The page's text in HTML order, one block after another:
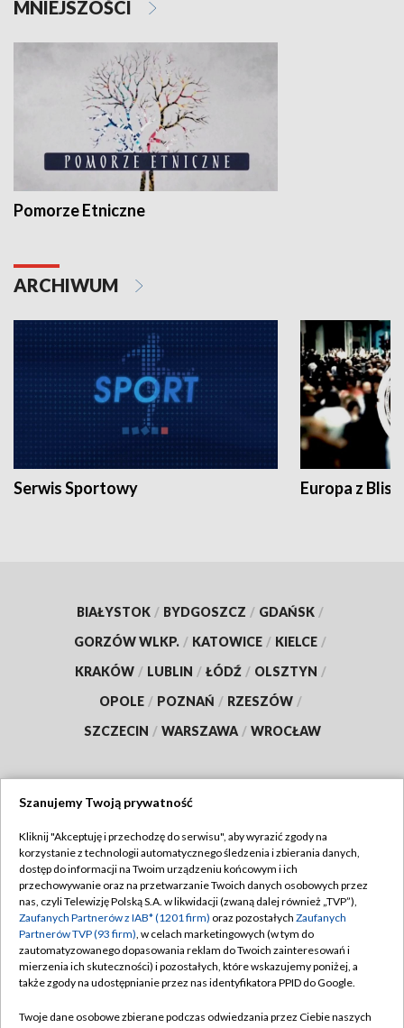
MNIEJSZOŚCI
Pomorze Etniczne
ARCHIWUM
Serwis Sportowy Europa z
BIAŁYSTOK / BYDGOSZCZ / GDAŃSK /
GORZÓW WLKP. / KATOWICE / KIELCE /
KRAKÓW / LUBLIN / ŁÓDŹ / OLSZTYN /
OPOLE / POZNAŃ / RZESZÓW /
SZCZECIN / WARSZAWA / WROCŁAW
TVP
Abonament TVP
Emisja w TVP
Centrum informacji TVP
Naziemna Telewizja Cyfrowa
Regulamin TVP
Polityka prywatności
Moje zgody
Pomoc
Szanujemy Twoją prywatność
Kliknij "Akceptuję i przechodzę do serwisu", aby wyrazić zgody na
korzystanie z technologii automatycznego śledzenia i zbierania danych,
dostęp do informacji na Twoim urządzeniu końcowym i ich
przechowywanie oraz na przetwarzanie Twoich danych osobowych przez
nas, czyli Telewizję Polską S.A. w likwidacji (zwaną dalej również „TVP”),
Zaufanych Partnerów z IAB* (1201 firm) oraz pozostałych Zaufanych
Partnerów TVP (93 firm), w celach marketingowych (w tym do
zautomatyzowanego dopasowania reklam do Twoich zainteresowań i
mierzenia ich skuteczności) i pozostałych, które wskazujemy poniżej, a
także zgody na udostępnianie przez nas identyfikatora PPID do Google.
Twoje dane osobowe zbierane podczas odwiedzania przez Ciebie naszych